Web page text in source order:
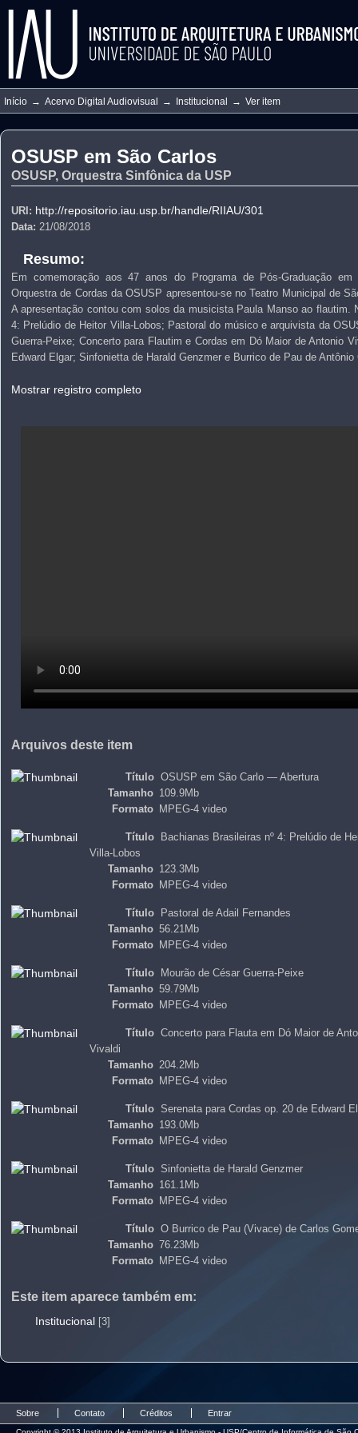
Início → Acervo Digital Audiovisual → Institucional → Ver item
OSUSP em São Carlos
OSUSP, Orquestra Sinfônica da USP
URI: http://repositorio.iau.usp.br/handle/RIIAU/301
Data: 21/08/2018
Resumo:
Em comemoração aos 47 anos do Programa de Pós-Graduação
Orquestra de Cordas da OSUSP apresentou-se no Teatro Municipal de
A apresentação contou com solos da musicista Paula Manso ao flautim.
4: Prelúdio de Heitor Villa-Lobos; Pastoral do músico e arquivista da
Guerra-Peixe; Concerto para Flautim e Cordas em Dó Maior de Antonio
Edward Elgar; Sinfonietta de Harald Genzmer e Burrico de Pau de
Mostrar registro completo
Arquivos deste item
Título OSUSP em São Carlo — Abertura
Tamanho 109.9Mb
Formato MPEG-4 video
Título
Bachianas Brasileiras nº 4: Prelúdio de
Villa-Lobos
Tamanho 123.3Mb
Formato MPEG-4 video
Título
Pastoral de Adail Fernandes
Tamanho 56.21Mb
Formato MPEG-4 video
Título
Mourão de César Guerra-Peixe
Tamanho 59.79Mb
Formato MPEG-4 video
Título Concerto para Flauta em Dó Maior de
Vivaldi
Tamanho 204.2Mb
Formato MPEG-4 video
Título Serenata para Cordas op. 20 de Edward
Tamanho 193.0Mb
Formato MPEG-4 video
Título Sinfonietta de Harald Genzmer
Tamanho 161.1Mb
Formato MPEG-4 video
Título O Burrico de Pau (Vivace) de Carlos
Tamanho 76.23Mb
Formato MPEG-4 video
Este item aparece também em:
Institucional [3]
Sobre Contato Créditos Entrar